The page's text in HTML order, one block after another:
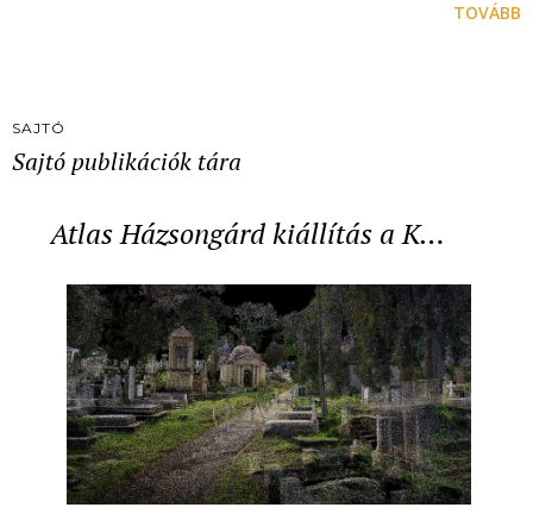
TOVÁBB
SAJTÓ
Sajtó publikációk tára
Atlas Házsongárd kiállítás a K…